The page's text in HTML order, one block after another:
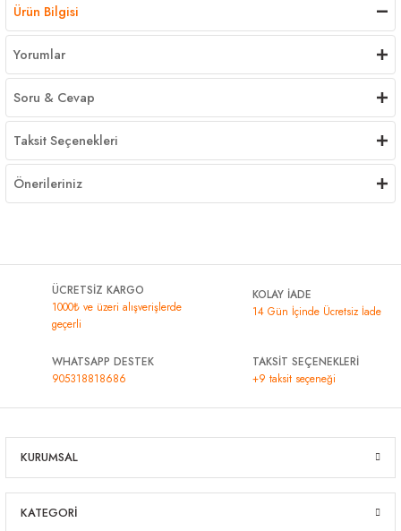
Ürün Bilgisi
Yorumlar
Soru & Cevap
Taksit Seçenekleri
Önerileriniz
ÜCRETSİZ KARGO
1000₺ ve üzeri alışverişlerde
geçerli
KOLAY İADE
14 Gün İçinde Ücretsiz İade
WHATSAPP DESTEK
905318818686
TAKSİT SEÇENEKLERİ
+9 taksit seçeneği
KURUMSAL
KATEGORİ